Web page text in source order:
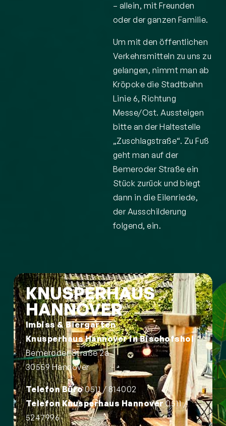
– allein, mit Freunden
oder der ganzen Familie.
Um mit den öffentlichen
Verkehrsmitteln zu uns zu
gelangen, nimmt man ab
Kröpcke die Stadtbahn
Linie 6, Richtung
Messe/Ost. Aussteigen
bitte an der Haltestelle
„Zuschlagstraße“. Zu Fuß
geht man auf der
Bemeroder Straße ein
Stück zurück und biegt
dann in die Eilenriede,
der Ausschilderung
folgend, ein.
KNUSPERHAUS
HANNOVER
Imbiss & Biergarten
Knusperhaus Hannover in Bischofshol
Bemeroder Straße 2a
30559 Hannover
Telefon Büro0511 / 814002
Telefon Knusperhaus Hannover0511 /
5247996